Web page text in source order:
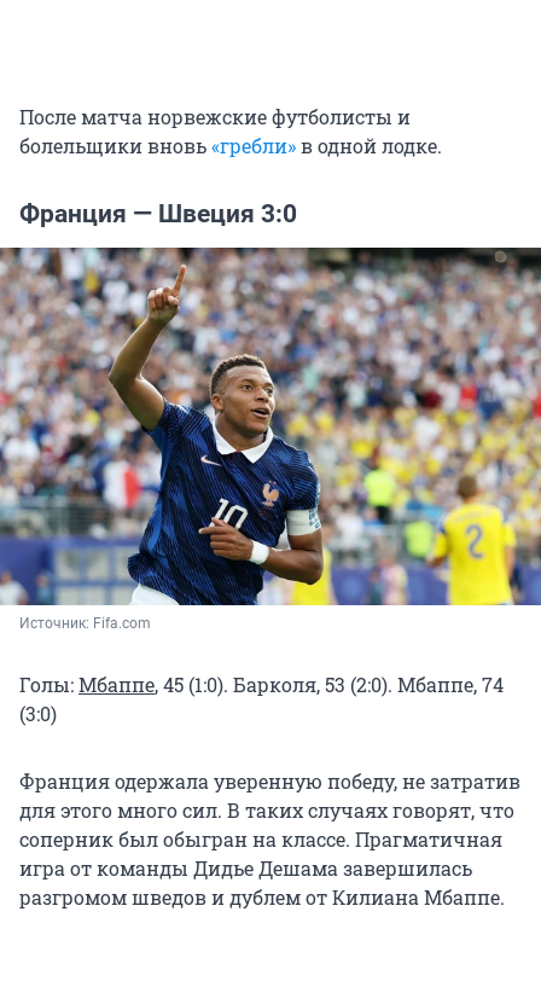
После матча норвежские футболисты и
болельщики вновь«гребли»в одной лодке.
Франция — Швеция 3:0
Источник: Fifa.com
Голы:Мбаппе, 45 (1:0). Барколя, 53 (2:0). Мбаппе, 74
(3:0)
Франция одержала уверенную победу, не затратив
для этого много сил. В таких случаях говорят, что
соперник был обыгран на классе. Прагматичная
игра от команды Дидье Дешама завершилась
разгромом шведов и дублем от Килиана Мбаппе.